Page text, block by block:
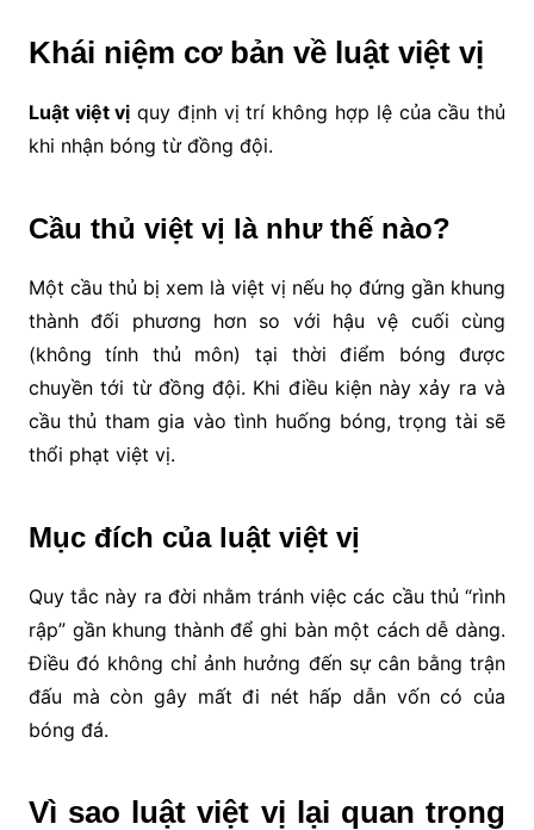
Khái niệm cơ bản về luật việt vị
Luật việt vị quy định vị trí không hợp lệ của cầu thủ
khi nhận bóng từ đồng đội.
Cầu thủ việt vị là như thế nào?
Một cầu thủ bị xem là việt vị nếu họ đứng gần khung
thành đối phương hơn so với hậu vệ cuối cùng
(không tính thủ môn) tại thời điểm bóng được
chuyền tới từ đồng đội. Khi điều kiện này xảy ra và
cầu thủ tham gia vào tình huống bóng, trọng tài sẽ
thổi phạt việt vị.
Mục đích của luật việt vị
Quy tắc này ra đời nhằm tránh việc các cầu thủ “rình
rập” gần khung thành để ghi bàn một cách dễ dàng.
Điều đó không chỉ ảnh hưởng đến sự cân bằng trận
đấu mà còn gây mất đi nét hấp dẫn vốn có của
bóng đá.
Vì sao luật việt vị lại quan trọng